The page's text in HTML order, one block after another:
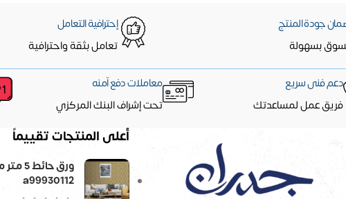
جودة المنتج
بسهولة
إحترافية التعامل
تعامل بثقة واحترافية
دعم فنى سريع
فريق عمل لمساعدتك
معاملات دفع آمنه
تحت إشراف البنك المركزي
أعلى المنتجات تقييماً
a99930112